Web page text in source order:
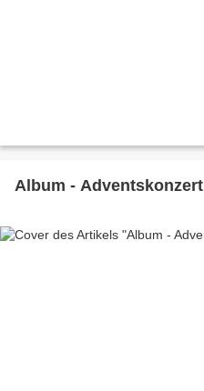
Album - Adventskonzert